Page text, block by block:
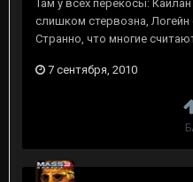
Там у всех перекосы:
слишком стервозна,
Странно, что многие
7 сентября, 2010